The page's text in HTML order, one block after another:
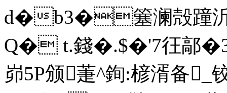
d�b3�簺澜殻蹱
Q� t.錢�.$�'7彺鄗
峁5P颁萐^銁:楌湑备